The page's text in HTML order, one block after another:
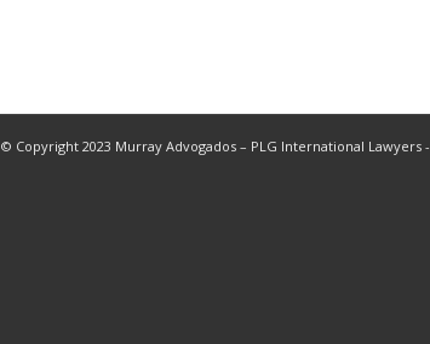
© Copyright 2023 Murray Advogados – PLG International Lawyers -